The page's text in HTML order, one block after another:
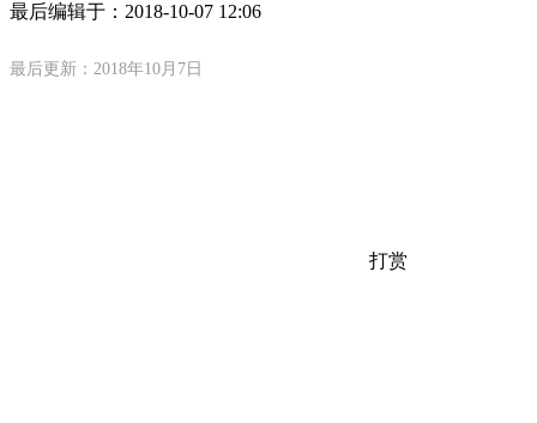
最后编辑于： 2018-10-07 12:06
最后更新：2018年10月7日
打赏